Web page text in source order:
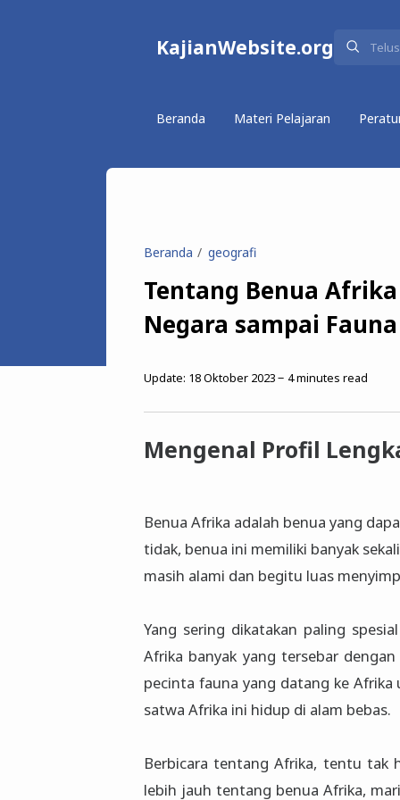
KajianWebsite.org
Beranda Materi Pelajaran
Beranda geografi
Tentang Benua
Negara sampai
Update: 18 Oktober 2023 4minutes read
Mengenal Profil
Benua Afrika adalah benua yang
tidak, benua ini memiliki banyak
masih alami dan begitu luas
Yang sering dikatakan paling
Afrika banyak yang tersebar
pecinta fauna yang datang ke
satwa Afrika ini hidup di alam bebas.
Berbicara tentang Afrika, tentu tak
lebih jauh tentang benua Afrika,